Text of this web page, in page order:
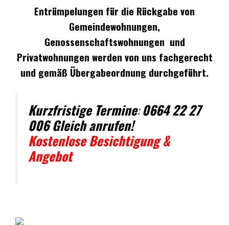
Entrümpelungen für die Rückgabe von
Gemeindewohnungen,
Genossenschaftswohnungen und
Privatwohnungen werden von uns fachgerecht
und gemäß Übergabeordnung durchgeführt.
Kurzfristige Termine:0664 22 27
006 Gleich anrufen!
Kostenlose Besichtigung &
Angebot